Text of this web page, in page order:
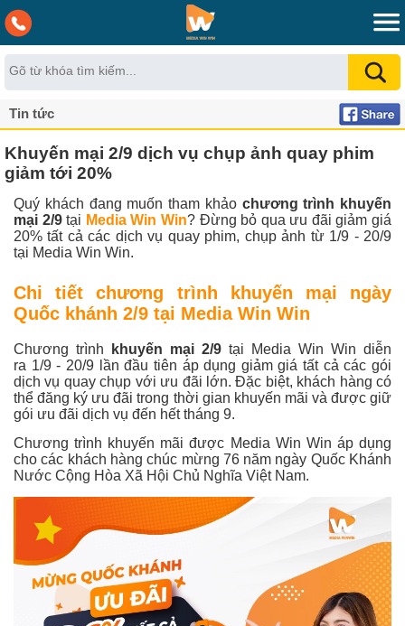
Tin tức
Khuyến mại 2/9 dịch vụ chụp ảnh quay phim
giảm tới 20%
Quý khách đang muốn tham khảo chương trình khuyến
mại 2/9tại Media Win Win? Đừng bỏ qua ưu đãi giảm giá
20% tất cả các dịch vụ quay phim, chụp ảnh từ 1/9 - 20/9
tại Media Win Win.
Chi tiết chương trình khuyến mại ngày
Quốc khánh 2/9 tại Media Win Win
Chương trình khuyến mại 2/9 tại Media Win Win diễn
ra 1/9 - 20/9 lần đầu tiên áp dụng giảm giá tất cả các gói
dịch vụ quay chụp với ưu đãi lớn. Đặc biệt, khách hàng có
thể đăng ký ưu đãi trong thời gian khuyến mãi và được giữ
gói ưu đãi dịch vụ đến hết tháng 9.
Chương trình khuyến mãi được Media Win Win áp dụng
cho các khách hàng chúc mừng 76 năm ngày Quốc Khánh
Nước Cộng Hòa Xã Hội Chủ Nghĩa Việt Nam.